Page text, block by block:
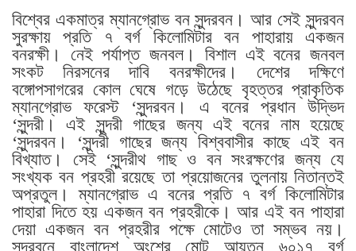
বিশ্বের একমাত্র ম্যানগ্রোভ বন সুন্দরবন। আর সেই সুন্দরবন
সুরক্ষায় প্রতি ৭ বর্গ কিলোমিটার বন পাহারায় একজন
বনরক্ষী। নেই পর্যাপ্ত জনবল। বিশাল এই বনের জনবল
সংকট নিরসনের দাবি বনরক্ষীদের। দেশের দক্ষিণে
বঙ্গোপসাগরের কোল ঘেষে গড়ে উঠেছে বৃহত্তর প্রাকৃতিক
ম্যানগ্রোভ ফরেস্ট ‘সুন্দরবন। এ বনের প্রধান উদ্ভিদ
‘সুন্দরী। এই সুন্দরী গাছের জন্য এই বনের নাম হয়েছে
‘সুন্দরবন। ‘সুন্দরী গাছের জন্য বিশ্ববাসীর কাছে এই বন
বিখ্যাত। সেই ‘সুন্দরীথ গাছ ও বন সংরক্ষণের জন্য যে
সংখ্যক বন প্রহরী রয়েছে তা প্রয়োজনের তুলনায় নিতান্তই
অপ্রতুল। ম্যানগ্রোভ এ বনের প্রতি ৭ বর্গ কিলোমিটার
পাহারা দিতে হয় একজন বন প্রহরীকে। আর এই বন পাহারা
দেয়া একজন বন প্রহরীর পক্ষে মোটেও তা সম্ভব নয়।
সুন্দরবনে বাংলাদেশ অংশের মোট আয়তন ৬০১৭ বর্গ